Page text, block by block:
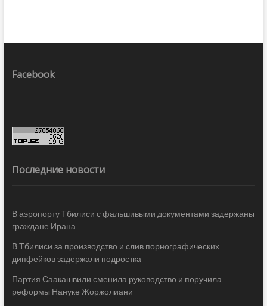
Facebook
Последние новости
В аэропорту Тбилиси с фальшивыми документами задержаны
граждане Ирана
В Тбилиси за производство и слив порнографических
дипфейков задержали подростка
Партия Саакашвили сменила руководство и поручила
реформы Нануке Жоржолиани